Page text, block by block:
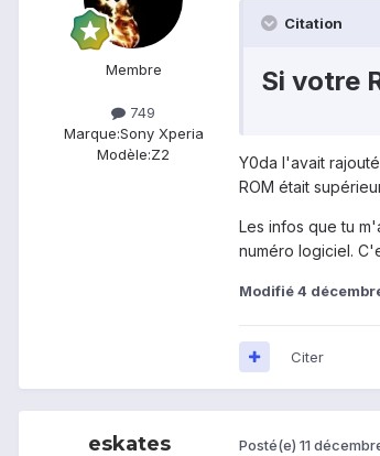
Membre
749
Marque:Sony Xperia
Modèle:Z2
Citation
Si votre
Y0da l'avait
ROM était
Les infos que tu
numéro logiciel.
Modifié4
Citer
eskates Posté(e) 11